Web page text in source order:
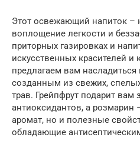
Этот освежающий напиток –
воплощение легкости и
приторных газировках и
искусственных красителей
предлагаем вам
созданным из свежих,
трав. Грейпфрут подарит вам
антиоксидантов, а розмарин
аромат, но и полезные
обладающие